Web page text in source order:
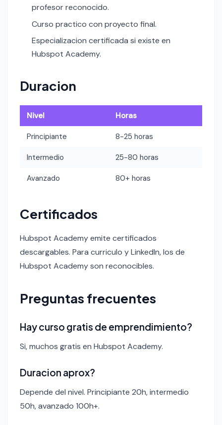
profesor reconocido.
Curso practico con proyecto final.
Especializacion certificada si existe en
Hubspot Academy.
Duracion
Nivel Horas
Principiante 8-25 horas
Intermedio 25-80 horas
Avanzado 80+ horas
Certificados
Hubspot Academy emite certificados
descargables. Para curriculo y LinkedIn, los de
Hubspot Academy son reconocibles.
Preguntas frecuentes
Hay curso gratis de emprendimiento?
Si, muchos gratis en Hubspot Academy.
Duracion aprox?
Depende del nivel. Principiante 20h, intermedio
50h, avanzado 100h+.